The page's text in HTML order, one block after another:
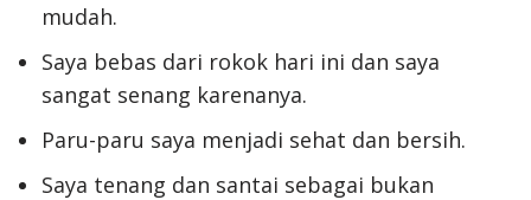
mudah.
Saya bebas dari rokok hari ini dan saya
sangat senang karenanya.
Paru-paru saya menjadi sehat dan bersih.
Saya tenang dan santai sebagai bukan